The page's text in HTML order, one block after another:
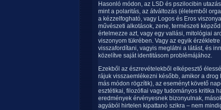
Hasonló módon, az LSD és pszilocibin
mint a polaritás, az átváltozás (élelemből
a kézzelfogható, vagy Logos és Eros
művészeti alkotások, zene, természeti
értelmezze azt, vagy egy vallási, mitológiai
viszonyom tükrében. Vagy az egyik
visszafordítani, vagyis meglátni a látást, és
közelítve saját identitásom problémájához.
Ezekből az észrevételekből elképesztő
rájuk visszaemlékezni később, amikor a
más módon rögzítik), az eseményt követő
esztétikai, filozófiai vagy tudományos kritika
eredmények érvényesnek bizonyulnak,
agyából hirtelen kipattanó szikra – nem